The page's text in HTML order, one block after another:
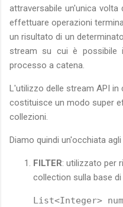
attraversabile un'unica
effettuare operazioni
un risultato di un
stream su cui è possibile
processo a catena.
L'utilizzo delle stream API
costituisce un modo super
collezioni.
Diamo quindi un'occhiata
FILTER: utilizzato per
collection sulla base
List<Integer>